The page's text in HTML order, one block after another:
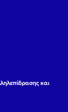
και